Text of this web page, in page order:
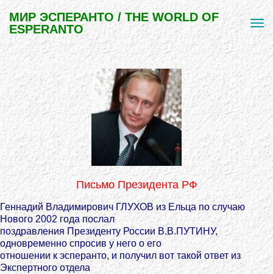
МИР ЭСПЕРАНТО / THE WORLD OF
ESPERANTO
Письмо Президента РФ
Геннадий Владимирович ГЛУХОВ из Ельца по случаю
Нового 2002 года послал
поздравления Президенту России В.В.ПУТИНУ,
одновременно спросив у него о его
отношении к эсперанто, и получил вот такой ответ из
Экспертного отдела